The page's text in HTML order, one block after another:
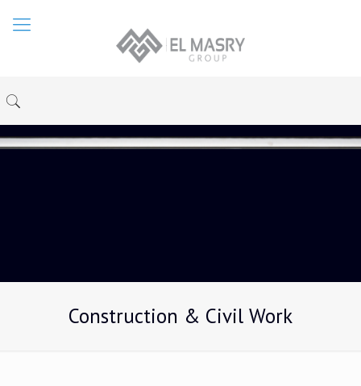
Construction & Civil Work